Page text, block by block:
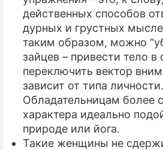
действенных способов
дурных и грустных
таким образом, можно
зайцев – привести тело
переключить вектор
зависит от типа личности.
Обладательницам более
характера идеально
природе или йога.
Такие женщины не